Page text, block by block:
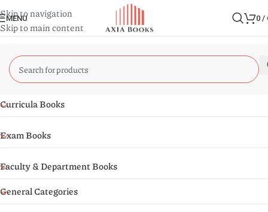
Skip to navigation
Skip to main content
MENU 0 /
Curricula Books
Exam Books
Faculty & Department Books
General Categories